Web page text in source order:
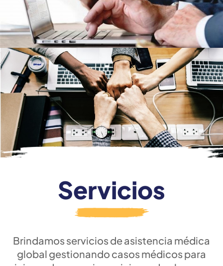
Servicios
Brindamos servicios de asistencia médica
global gestionando casos médicos para